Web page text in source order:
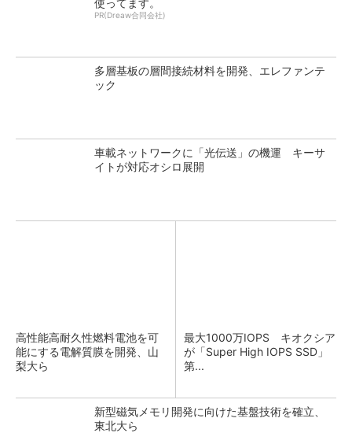
使ってます。
PR(Dreaw合同会社)
多層基板の層間接続材料を開発、エレファンテ
ック
車載ネットワークに「光伝送」の機運 キーサ
イトが対応オシロ展開
高性能高耐久性燃料電池を可
能にする電解質膜を開発、山
梨大ら
最大1000万IOPS キオクシア
が「Super High IOPS SSD」
第...
新型磁気メモリ開発に向けた基盤技術を確立、
東北大ら